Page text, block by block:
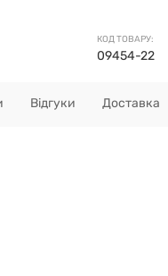
КОД ТОВАРУ:
09454-22
Відгуки Доставка